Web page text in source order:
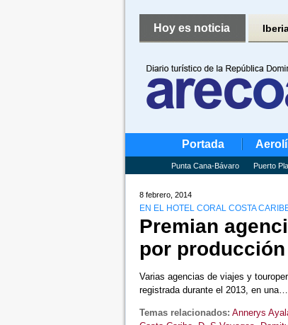
Hoy es noticia
Portada
Punta Cana-Bávaro Puerto
8 febrero, 2014
EN EL HOTEL CORAL COSTA
Premian
por producción
Varias agencias de viajes y
registrada durante el 2013, en una…
Temas relacionados: Annerys